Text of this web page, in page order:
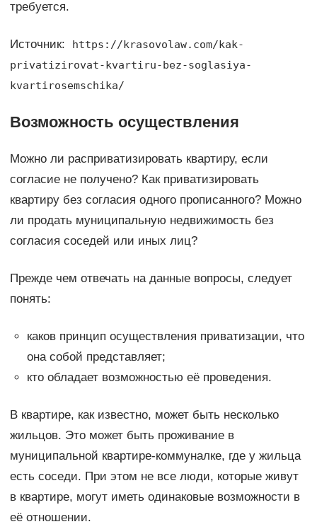
требуется.
Источник:
https://krasovolaw.com/kak-
privatizirovat-kvartiru-bez-soglasiya-
kvartirosemschika/
Возможность осуществления
Можно ли расприватизировать квартиру, если
согласие не получено? Как приватизировать
квартиру без согласия одного прописанного? Можно
ли продать муниципальную недвижимость без
согласия соседей или иных лиц?
Прежде чем отвечать на данные вопросы, следует
понять:
каков принцип осуществления приватизации, что
она собой представляет;
кто обладает возможностью её проведения.
В квартире, как известно, может быть несколько
жильцов. Это может быть проживание в
муниципальной квартире-коммуналке, где у жильца
есть соседи. При этом не все люди, которые живут
в квартире, могут иметь одинаковые возможности в
её отношении.